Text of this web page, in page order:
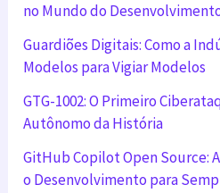
no Mundo do
Guardiões Digitais: Como a
Modelos para Vigiar Modelos
GTG-1002: O Primeiro
Autônomo da História
GitHub Copilot Open Source:
o Desenvolvimento para